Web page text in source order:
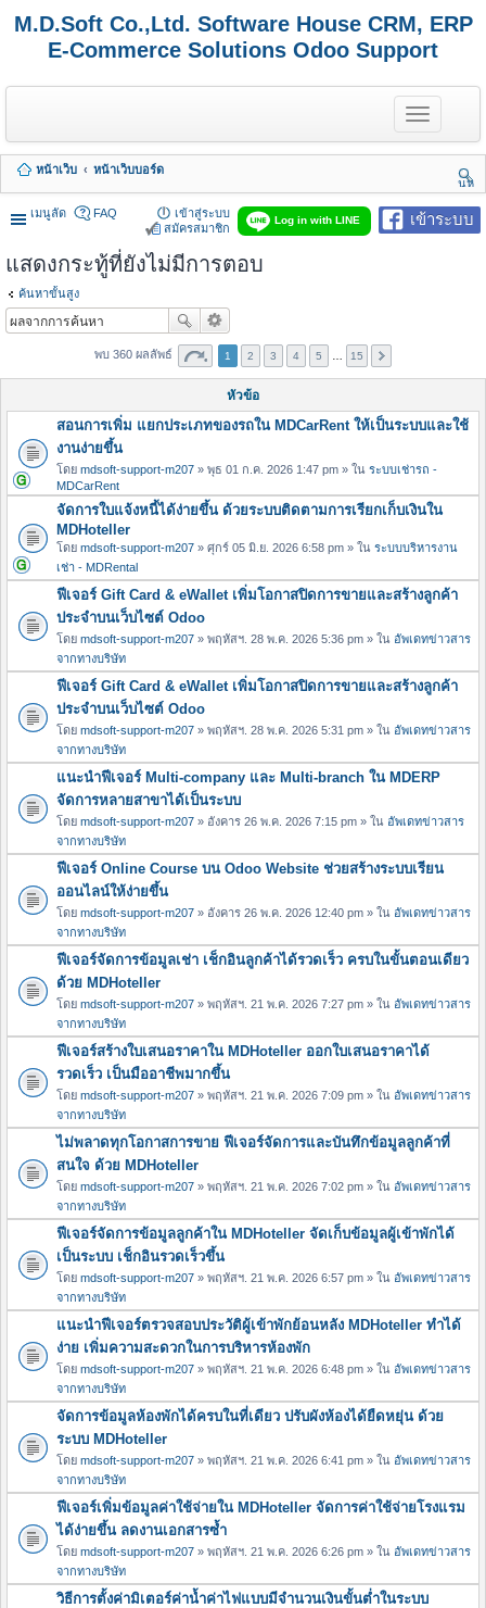
M.D.Soft Co.,Ltd. Software House CRM, ERP
E-Commerce Solutions Odoo Support
T
o
g
e
n
a
หน้าเว็บ
หน้าเว็บบอร์ด
นห
า
เมนูลัด
เข้าระบบ
Log in with LINE
FAQ
เข้าสู่ระบบ
สมัครสมาชิก
แสดงกระทู้ที่ยังไม่มีการตอบ
ค้นหาขั้นสูง
พบ 360 ผลลัพธ์ 1 2 3 4 5 15
หัวข้อ
สอนการเพิ่ม แยกประเภทของรถใน MDCarRent ให้เป็นระบบและใช้
งานง่ายขึ้น
โดย mdsoft-support-m207 » พุธ 01 ก.ค. 2026 1:47 pm » ใน ระบบเช่ารถ -
MDCarRent
จัดการใบแจ้งหนี้ได้ง่ายขึ้น ด้วยระบบติดตามการเรียกเก็บเงินใน
MDHoteller
โดย mdsoft-support-m207 » ศุกร์ 05 มิ.ย. 2026 6:58 pm » ใน ระบบบริหารงาน
เช่า - MDRental
ฟีเจอร์ Gift Card & eWallet เพิ่มโอกาสปิดการขายและสร้างลูกค้า
ประจำบนเว็บไซต์ Odoo
โดย mdsoft-support-m207 » พฤหัสฯ. 28 พ.ค. 2026 5:36 pm » ใน อัพเดทข่าวสาร
จากทางบริษัท
ฟีเจอร์ Gift Card & eWallet เพิ่มโอกาสปิดการขายและสร้างลูกค้า
ประจำบนเว็บไซต์ Odoo
โดย mdsoft-support-m207 » พฤหัสฯ. 28 พ.ค. 2026 5:31 pm » ใน อัพเดทข่าวสาร
จากทางบริษัท
แนะนำฟีเจอร์ Multi-company และ Multi-branch ใน MDERP
จัดการหลายสาขาได้เป็นระบบ
โดย mdsoft-support-m207 » อังคาร 26 พ.ค. 2026 7:15 pm » ใน อัพเดทข่าวสาร
จากทางบริษัท
ฟีเจอร์ Online Course บน Odoo Website ช่วยสร้างระบบเรียน
ออนไลน์ให้ง่ายขึ้น
โดย mdsoft-support-m207 » อังคาร 26 พ.ค. 2026 12:40 pm » ใน อัพเดทข่าวสาร
จากทางบริษัท
ฟีเจอร์จัดการข้อมูลเช่า เช็กอินลูกค้าได้รวดเร็ว ครบในขั้นตอนเดียว
ด้วย MDHoteller
โดย mdsoft-support-m207 » พฤหัสฯ. 21 พ.ค. 2026 7:27 pm » ใน อัพเดทข่าวสาร
จากทางบริษัท
ฟีเจอร์สร้างใบเสนอราคาใน MDHoteller ออกใบเสนอราคาได้
รวดเร็ว เป็นมืออาชีพมากขึ้น
โดย mdsoft-support-m207 » พฤหัสฯ. 21 พ.ค. 2026 7:09 pm » ใน อัพเดทข่าวสาร
จากทางบริษัท
ไม่พลาดทุกโอกาสการขาย ฟีเจอร์จัดการและบันทึกข้อมูลลูกค้าที่
สนใจ ด้วย MDHoteller
โดย mdsoft-support-m207 » พฤหัสฯ. 21 พ.ค. 2026 7:02 pm » ใน อัพเดทข่าวสาร
จากทางบริษัท
ฟีเจอร์จัดการข้อมูลลูกค้าใน MDHoteller จัดเก็บข้อมูลผู้เข้าพักได้
เป็นระบบ เช็กอินรวดเร็วขึ้น
โดย mdsoft-support-m207 » พฤหัสฯ. 21 พ.ค. 2026 6:57 pm » ใน อัพเดทข่าวสาร
จากทางบริษัท
แนะนำฟีเจอร์ตรวจสอบประวัติผู้เข้าพักย้อนหลัง MDHoteller ทำได้
ง่าย เพิ่มความสะดวกในการบริหารห้องพัก
โดย mdsoft-support-m207 » พฤหัสฯ. 21 พ.ค. 2026 6:48 pm » ใน อัพเดทข่าวสาร
จากทางบริษัท
จัดการข้อมูลห้องพักได้ครบในที่เดียว ปรับผังห้องได้ยืดหยุ่น ด้วย
ระบบ MDHoteller
โดย mdsoft-support-m207 » พฤหัสฯ. 21 พ.ค. 2026 6:41 pm » ใน อัพเดทข่าวสาร
จากทางบริษัท
ฟีเจอร์เพิ่มข้อมูลค่าใช้จ่ายใน MDHoteller จัดการค่าใช้จ่ายโรงแรม
ได้ง่ายขึ้น ลดงานเอกสารซ้ำ
โดย mdsoft-support-m207 » พฤหัสฯ. 21 พ.ค. 2026 6:26 pm » ใน อัพเดทข่าวสาร
จากทางบริษัท
วิธีการตั้งค่ามิเตอร์ค่าน้ำค่าไฟแบบมีจำนวนเงินขั้นต่ำในระบบ